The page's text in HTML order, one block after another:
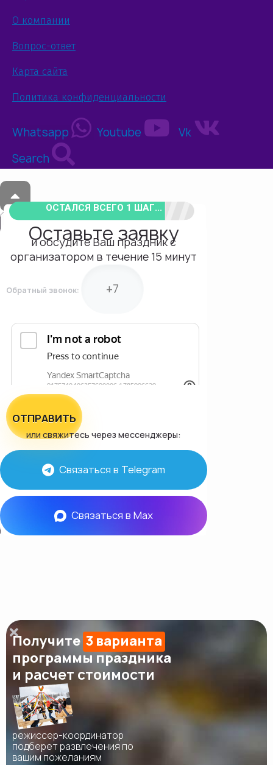
О компании
Вопрос-ответ
Карта сайта
Политика конфиденциальности
Whatsapp Youtube
Vk
Search
ОСТАЛСЯ ВСЕГО 1 ШАГ...
Оставьте заявку
и обсудите Ваш праздник с
организатором в течение 15 минут
Обратный звонок:
ОТПРАВИТЬ
или свяжитесь через мессенджеры:
Связаться в Telegram
Связаться в Max
Получите 3 варианта
программы праздника
и расчет стоимости
режиссер-координатор
подберет развлечения по
вашим пожеланиям